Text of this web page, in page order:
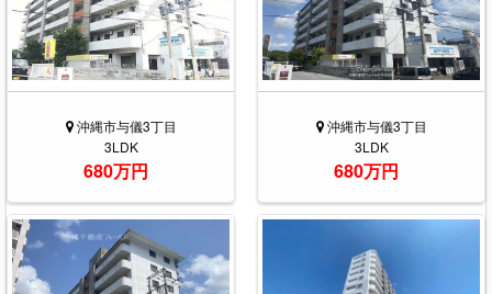
沖縄市与儀3丁目
3LDK
680万円
沖縄市与儀3丁目
3LDK
680万円